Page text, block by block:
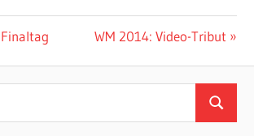
Nächster
WM 2014: Video-Tribut
Suchen